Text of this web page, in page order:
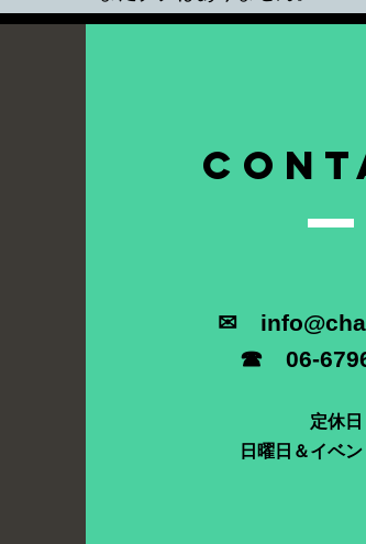
✉
☎ 06-
定休日
日曜日＆イベン